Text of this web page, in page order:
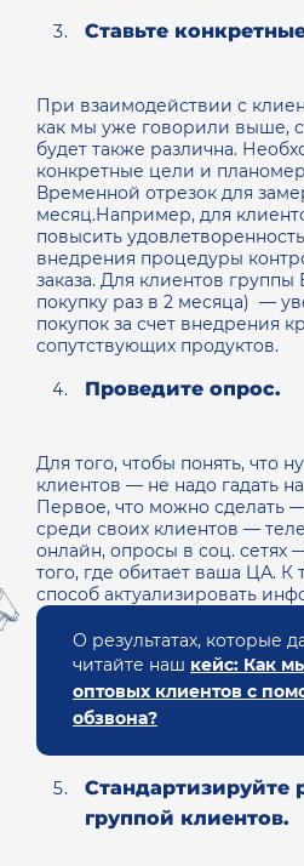
Ставьте
При взаимодействии с
как мы уже говорили выше,
будет также различна.
конкретные цели и
Временной отрезок для
месяц.Например, для
повысить
внедрения процедуры
заказа. Для клиентов
покупку раз в 2 месяца) —
покупок за счет внедрения
сопутствующих продуктов.
Проведите опрос.
Для того, чтобы понять, что
клиентов — не надо гадать
Первое, что можно сделать
среди своих клиентов —
онлайн, опросы в соц. сетях
того, где обитает ваша ЦА. К
способ актуализировать
О результатах, которые
читайте наш кейс: Как
оптовых клиентов с
обзвона?
Стандартизируйте
группой клиентов.